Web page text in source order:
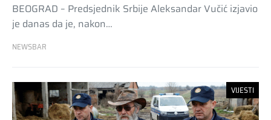
BEOGRAD – Predsjednik Srbije Aleksandar Vučić izjavio
je danas da je, nakon…
NEWSBAR
VIJESTI